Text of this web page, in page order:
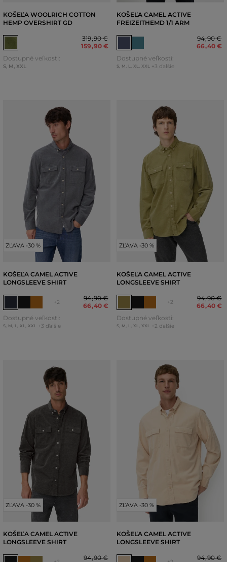
KOŠEĽA WOOLRICH COTTON
HEMP OVERSHIRT GD
319,90 €
159,90 €
Dostupné veľkosti:
S, M XXL
KOŠEĽA CAMEL ACTIVE
FREIZEITHEMD 1/1 ARM
94,90 €
66,40 €
Dostupné veľkosti:
S, M, L, XL, XXL +3 ďalšie
ZĽAVA -30 %
KOŠEĽA CAMEL ACTIVE
LONGSLEEVE SHIRT
+2
94,90 €
66,40 €
Dostupné veľkosti:
S, M, L, XL, XXL +3 ďalšie
ZĽAVA -30 %
KOŠEĽA CAMEL ACTIVE
LONGSLEEVE SHIRT
+2
94,90 €
66,40 €
Dostupné veľkosti:
S, M, L, XL, XXL +2 ďalšie
ZĽAVA -30 %
KOŠEĽA CAMEL ACTIVE
LONGSLEEVE SHIRT
94,90 €
ZĽAVA -30 %
KOŠEĽA CAMEL ACTIVE
LONGSLEEVE SHIRT
94,90 €